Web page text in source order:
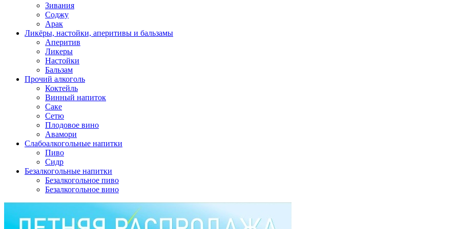
Зивания
Соджу
Арак
Ликёры, настойки, аперитивы и бальзамы
Аперитив
Ликеры
Настойки
Бальзам
Прочий алкоголь
Коктейль
Винный напиток
Саке
Сетю
Плодовое вино
Авамори
Слабоалкогольные напитки
Пиво
Сидр
Безалкогольные напитки
Безалкогольное пиво
Безалкогольное вино